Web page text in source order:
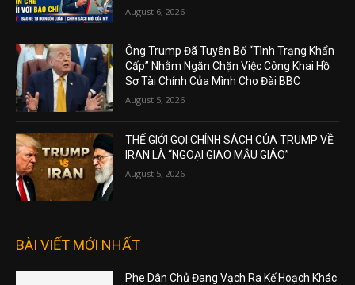
August 6, 2026
Ông Trump Đã Tuyên Bố “Tình Trạng Khẩn
Cấp” Nhằm Ngăn Chặn Việc Công Khai Hồ
Sơ Tài Chính Của Mình Cho Đài BBC
August 5, 2026
THẾ GIỚI GỌI CHÍNH SÁCH CỦA TRUMP VỀ
IRAN LÀ “NGOẠI GIAO MẪU GIÁO”
August 5, 2026
BÀI VIẾT MỚI NHẤT
Phe Dân Chủ Đang Vạch Ra Kế Hoạch Khác